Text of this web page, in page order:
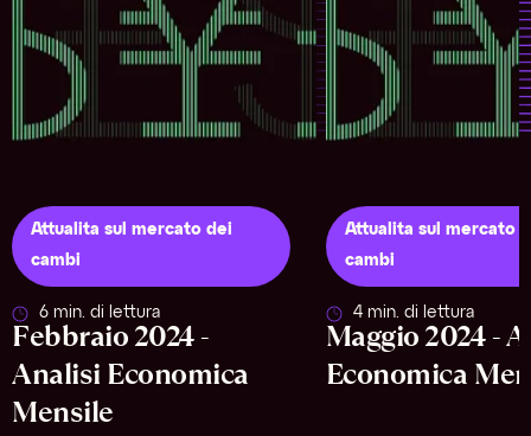
Attualita sul mercato dei
cambi
6 min. di lettura
Febbraio 2024 -
Analisi Economica
Mensile
Attualita sul mercato
cambi
4 min. di lettura
Maggio 2024 -
Economica